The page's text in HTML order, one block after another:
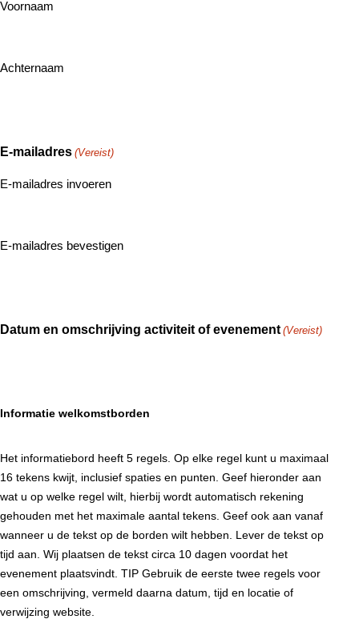
Voornaam
Achternaam
E-mailadres (Vereist)
E-mailadres invoeren
E-mailadres bevestigen
Datum en omschrijving activiteit of evenement (Vereist)
Informatie welkomstborden
Het informatiebord heeft 5 regels. Op elke regel kunt u maximaal
16 tekens kwijt, inclusief spaties en punten. Geef hieronder aan
wat u op welke regel wilt, hierbij wordt automatisch rekening
gehouden met het maximale aantal tekens. Geef ook aan vanaf
wanneer u de tekst op de borden wilt hebben. Lever de tekst op
tijd aan. Wij plaatsen de tekst circa 10 dagen voordat het
evenement plaatsvindt. TIP Gebruik de eerste twee regels voor
een omschrijving, vermeld daarna datum, tijd en locatie of
verwijzing website.